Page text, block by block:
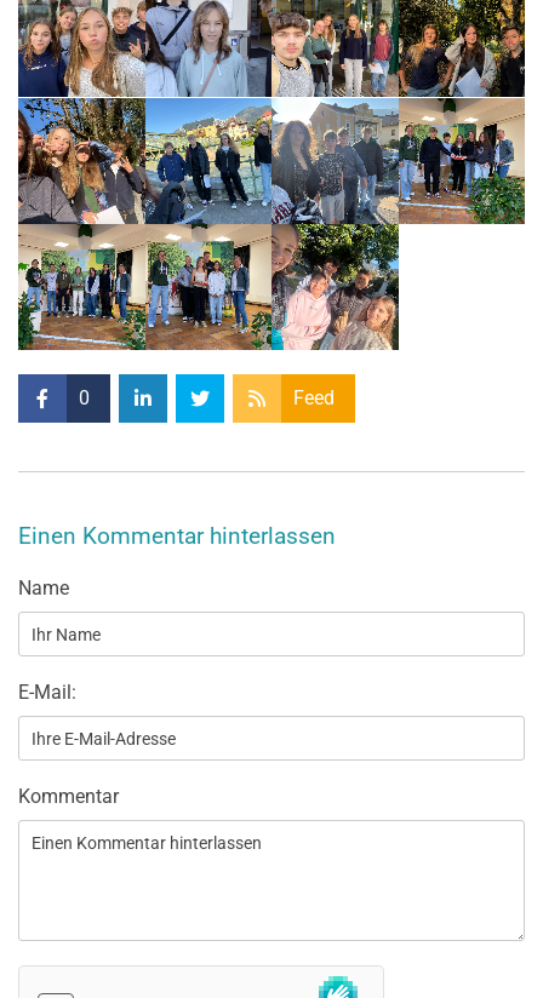
0 Feed
Einen Kommentar hinterlassen
Name
E-Mail:
Kommentar